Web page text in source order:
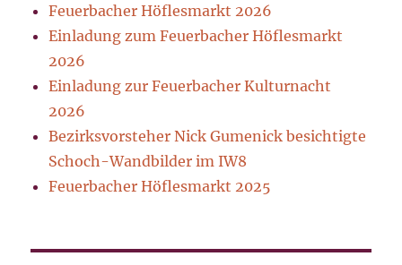
Feuerbacher Höflesmarkt 2026
Einladung zum Feuerbacher Höflesmarkt
2026
Einladung zur Feuerbacher Kulturnacht
2026
Bezirksvorsteher Nick Gumenick besichtigte
Schoch-Wandbilder im IW8
Feuerbacher Höflesmarkt 2025